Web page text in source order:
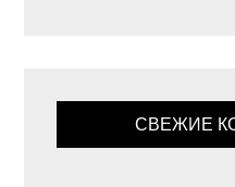
СВЕЖИЕ